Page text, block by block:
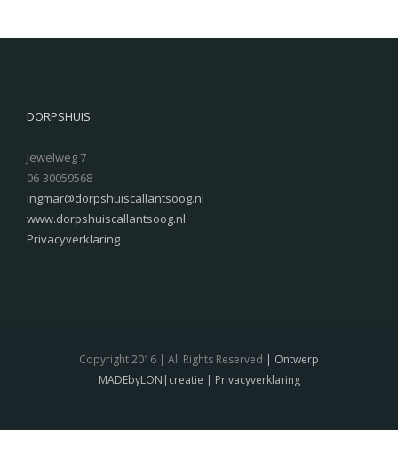
DORPSHUIS
Jewelweg 7
06-30059568
ingmar@dorpshuiscallantsoog.nl
www.dorpshuiscallantsoog.nl
Privacyverklaring
Copyright 2016 | All Rights Reserved | Ontwerp
MADEbyLON|creatie | Privacyverklaring